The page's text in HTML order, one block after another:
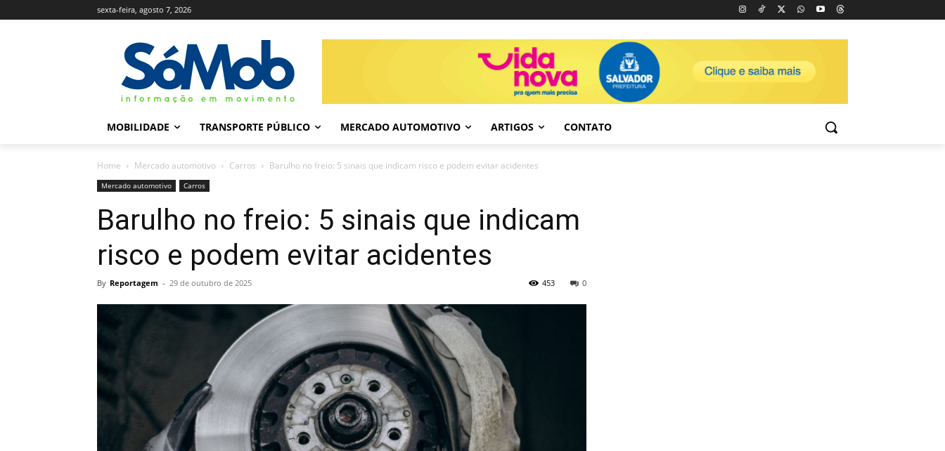
sexta-feira, agosto 7, 2026
MOBILIDADE TRANSPORTE PÚBLICO MERCADO AUTOMOTIVO ARTIGOS CONTATO
Home Mercado automotivo Carros Barulho no freio: 5 sinais que indicam risco e podem evitar acidentes
Mercado automotivo Carros
Barulho no freio: 5 sinais que indicam
risco e podem evitar acidentes
By Reportagem - 29 de outubro de 2025 0
453